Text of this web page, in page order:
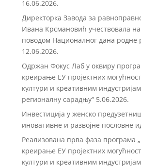
16.06.2026.
Директорка Завода за
Ивана Крсмановић учествовала
поводом Националног дана родне
12.06.2026.
Одржан Фокус Лаб у оквиру
креирање ЕУ пројектних
култури и креативним
регионалну сарадњу“ 5.06.2026.
Инвестиција у женско
иновативне и развојне пословне
Реализована прва фаза програма
креирање ЕУ пројектних
култури и креативним